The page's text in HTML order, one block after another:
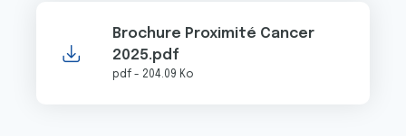
Brochure Proximité Cancer
2025.pdf
pdf - 204.09 Ko